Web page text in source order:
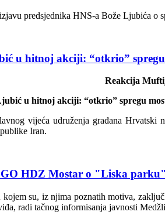
predsjednika HNS-a Bože Ljubića
u hitnoj akciji: “otkrio”
Reakcija
u hitnoj akciji: “otkrio” spregu
vijeća udruženja građana
Iran.
HDZ Mostar o "Liska parku"
su, iz njima poznatih motiva,
radi tačnog informisanja javnosti